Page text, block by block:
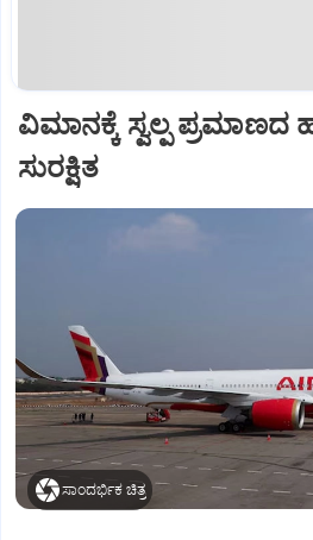
ವಿಮಾನಕ್ಕೆ ಸ್ವಲ್ಪ ಪ್ರಮಾಣದ
ಸುರಕ್ಷಿತ
ಸಾಂದರ್ಭಿಕ ಚಿತ್ರ